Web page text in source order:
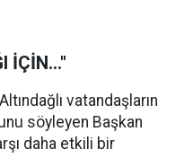
İÇİN..."
vatandaşların
söyleyen Başkan
daha etkili bir